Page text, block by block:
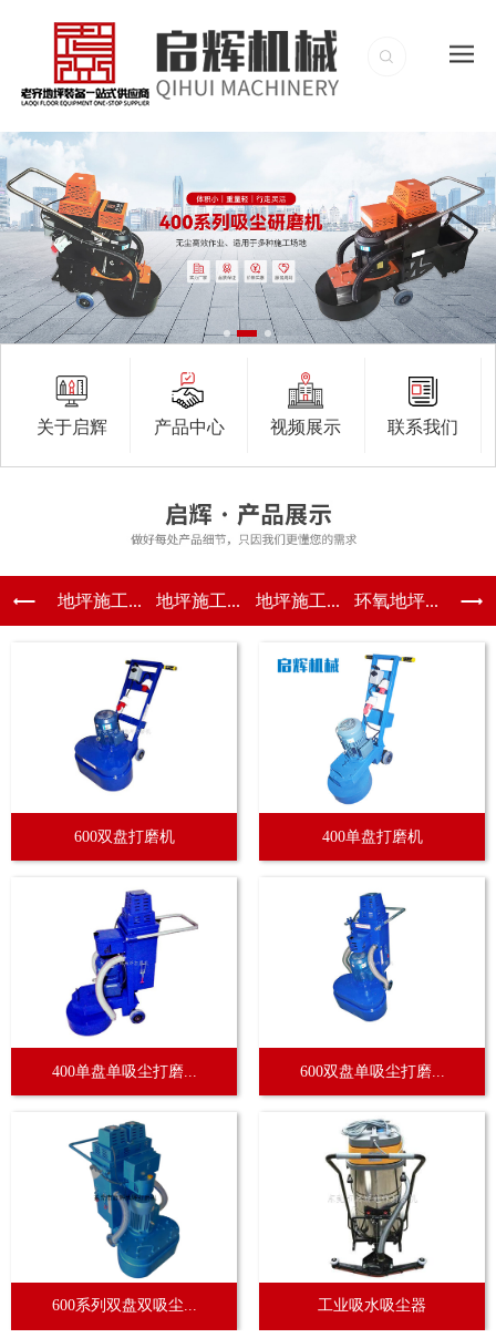
关于启辉 产品中心 视频展示 联系我们
地坪施工... 地坪施工... 地坪施工... 环氧地坪...
600双盘打磨机 400单盘打磨机
400单盘单吸尘打磨... 600双盘单吸尘打磨...
600系列双盘双吸尘... 工业吸水吸尘器